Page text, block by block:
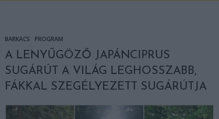
BARKÁCS PROGRAM
A LENYŰGÖZŐ JAPÁNCIPRUS
SUGÁRÚT A VILÁG LEGHOSSZABB,
FÁKKAL SZEGÉLYEZETT SUGÁRÚTJA